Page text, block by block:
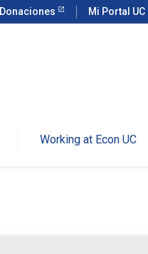
Donaciones Mi Portal UC
Working at Econ UC